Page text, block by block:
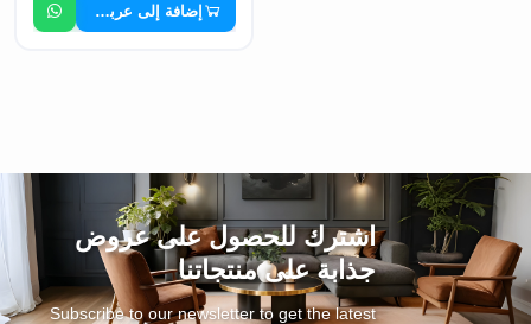
إضافة إلى عربة التسوق
اشترك للحصول على عروض
جذابة على منتجاتنا
Subscribe to our newsletter to get the latest